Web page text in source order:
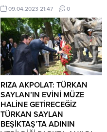
27. Dönem MHP Sivas Milletvekili
seçilen Ahmet Özyürek, Tekrar
28. Dönem MHP Sivas 1. Sıra
Milletvekili Adayı; Bilmeyenler için;
Özyürek nereli? Kaç yaşında ve
nerede doğdu? İşte Ahmet
Özyürek’in Kıssadan Hisse
Biyografisi… 1964 yılında Sivas
Kangal’da doğdu. Ahmet
Özyürek, 1986 yılında başlayan iş
hayatına müteahhit hizmetleri ve
sanayicilik dalında devam...
09.04.2023 21:47 0
RIZA AKPOLAT: TÜRKAN
SAYLAN’IN EVİNİ MÜZE
HALİNE GETİRECEĞİZ
TÜRKAN SAYLAN
BEŞİKTAŞ’TA ADININ